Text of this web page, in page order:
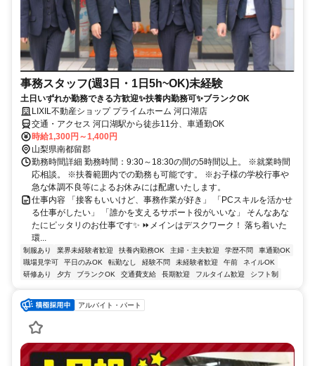
事務スタッフ(週3日・1日5h~OK)未経験
土日いずれか勤務できる方歓迎✨扶養内勤務可✨ブランクOK
LIXIL不動産ショップ プライムホーム 河口湖店
交通・アクセス 河口湖駅から徒歩11分、車通勤OK
時給1,300円～1,400円
山梨県南都留郡
勤務時間詳細 勤務時間：9:30～18:30の間の5時間以上。 ※就業時間
応相談。 ※扶養範囲内での勤務も可能です。 ※お子様の学校行事や
急な体調不良等によるお休みには配慮いたします。
仕事内容 「接客もいいけど、事務作業が好き」 「PCスキルを活かせ
る仕事がしたい」 「誰かを支えるサポート役がいいな」 そんなあな
たにピッタリのお仕事です✨ ⏩メインはデスクワーク！ 落ち着いた
環...
制服あり 業界未経験者歓迎 扶養内勤務OK 主婦・主夫歓迎 学歴不問
車通勤OK
職場見学可
平日のみOK 転勤なし 経験不問 未経験者歓迎 午前
ネイルOK
研修あり
夕方 ブランクOK 交通費支給 長期歓迎 フルタイム歓迎 シフト制
アルバイト・パート